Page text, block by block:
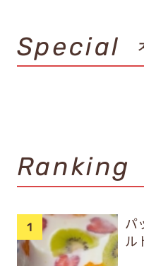
Special
Ranking
パ
ル